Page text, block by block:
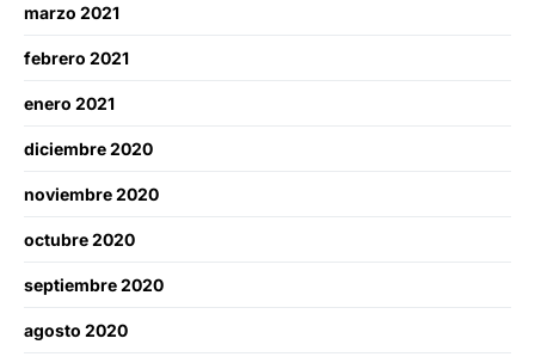
marzo 2021
febrero 2021
enero 2021
diciembre 2020
noviembre 2020
octubre 2020
septiembre 2020
agosto 2020